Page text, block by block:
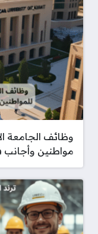
وظائف الجامعة
مواطنين